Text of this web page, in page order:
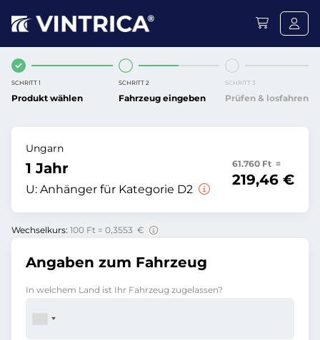
SCHRITT 1
Produkt wählen
SCHRITT 2
Fahrzeug eingeben
SCHRITT 3
Prüfen & losfahren
Ungarn
1 Jahr
U: Anhänger für Kategorie D2
61.760 Ft =
219,46 €
Wechselkurs: 100 Ft = 0,3553 €
Angaben zum Fahrzeug
In welchem Land ist Ihr Fahrzeug zugelassen?